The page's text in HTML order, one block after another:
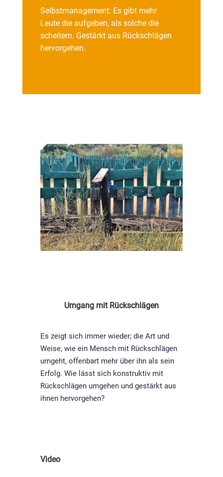
Selbstmanagement: Es gibt mehr
Leute die aufgeben, als solche die
scheitern. Gestärkt aus Rückschlägen
hervorgehen.
Umgang mit Rückschlägen
Es zeigt sich immer wieder; die Art und
Weise, wie ein Mensch mit Rückschlägen
umgeht, offenbart mehr über ihn als sein
Erfolg. Wie lässt sich konstruktiv mit
Rückschlägen umgehen und gestärkt aus
ihnen hervorgehen?
Video